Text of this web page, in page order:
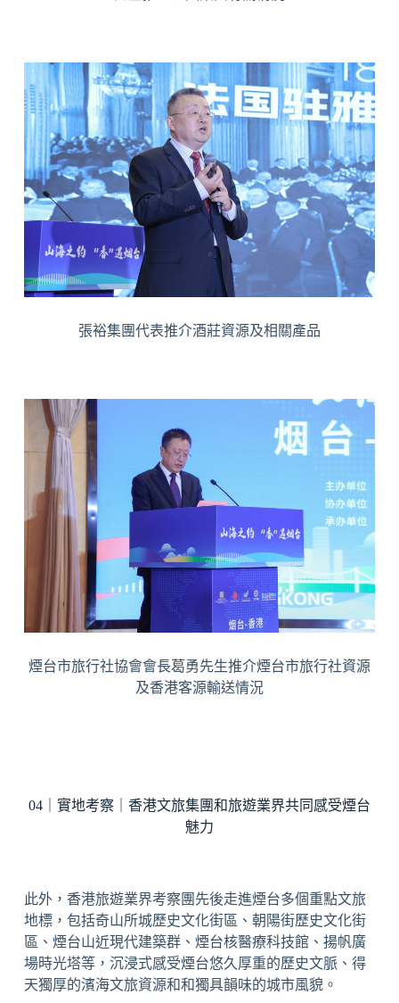
張裕集團代表推介酒莊資源及相關產品
煙台市旅行社協會會長葛勇先生推介煙台市旅行社資源
及香港客源輸送情況
04｜實地考察｜香港文旅集團和旅遊業界共同感受煙台
魅力
此外，香港旅遊業界考察團先後走進煙台多個重點文旅
地標，包括奇山所城歷史文化街區、朝陽街歷史文化街
區、煙台山近現代建築群、煙台核醫療科技館、揚帆廣
場時光塔等，沉浸式感受煙台悠久厚重的歷史文脈、得
天獨厚的濱海文旅資源和和獨具韻味的城市風貌。